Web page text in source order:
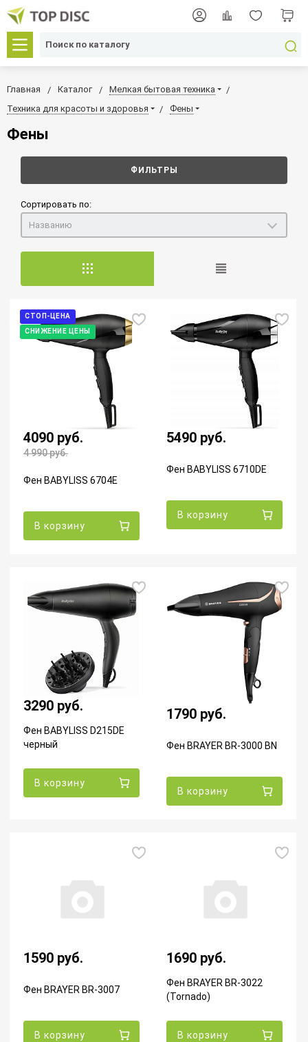
Главная Каталог
Мелкая бытовая техника
Техника для красоты и здоровья
Фены
Фены
ФИЛЬТРЫ
Сортировать по:
Названию
СТОП-ЦЕНА
СНИЖЕНИЕ ЦЕНЫ
4090 руб.
4 990руб.
Фен BABYLISS 6704E
В корзину
5490 руб.
Фен BABYLISS 6710DE
В корзину
3290 руб.
Фен BABYLISS D215DE
черный
В корзину
1790 руб.
Фен BRAYER BR-3000 BN
В корзину
1590 руб.
Фен BRAYER BR-3007
В корзину
1690 руб.
Фен BRAYER BR-3022
(Tornado)
В корзину